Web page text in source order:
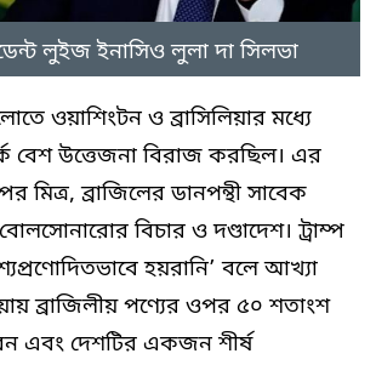
লুইজ ইনাসিও লুলা দা সিলভা
ওয়াশিংটন ও ব্রাসিলিয়ার মধ্যে
বেশ উত্তেজনা বিরাজ করছিল। এর
মিত্র, ব্রাজিলের ডানপন্থী সাবেক
বিচার ও দণ্ডাদেশ। ট্রাম্প
হয়রানি’ বলে আখ্যা
ব্রাজিলীয় পণ্যের ওপর ৫০ শতাংশ
এবং দেশটির একজন শীর্ষ